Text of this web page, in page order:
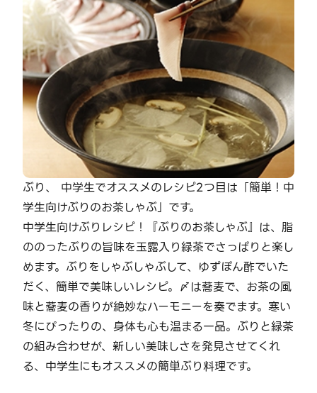
ぶり、 中学生でオススメのレシピ2つ目は「簡単！中
学生向けぶりのお茶しゃぶ」です。
中学生向けぶりレシピ！『ぶりのお茶しゃぶ』は、脂
ののったぶりの旨味を玉露入り緑茶でさっぱりと楽し
めます。ぶりをしゃぶしゃぶして、ゆずぽん酢でいた
だく、簡単で美味しいレシピ。〆は蕎麦で、お茶の風
味と蕎麦の香りが絶妙なハーモニーを奏でます。寒い
冬にぴったりの、身体も心も温まる一品。ぶりと緑茶
の組み合わせが、新しい美味しさを発見させてくれ
る、中学生にもオススメの簡単ぶり料理です。